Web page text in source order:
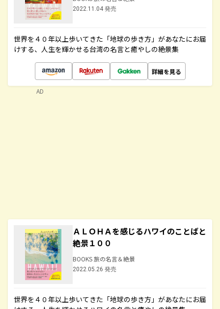
2022.11.04 発売
世界を４０年以上歩いてきた「地球の歩き方」があなたにお届
けする、人生を輝かせる台湾の名言と癒やしの絶景集
詳細を見る
ＡＬＯＨＡを感じるハワイのことばと
絶景１００
BOOKS 旅の名言＆絶景
2022.05.26 発売
世界を４０年以上歩いてきた「地球の歩き方」があなたにお届
AD